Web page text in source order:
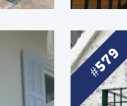
579